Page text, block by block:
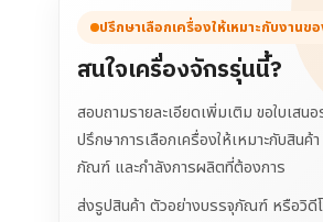
ปรึกษาเลือกเครื่องให้เหมาะกับงาน
สนใจเครื่องจักรรุ่นนี้?
สอบถามรายละเอียดเพิ่มเติม ขอใบเสน
ปรึกษาการเลือกเครื่องให้เหมาะกับสินค้
ภัณฑ์ และกำลังการผลิตที่ต้องการ
ส่งรูปสินค้า ตัวอย่างบรรจุภัณฑ์ หรือวิดี